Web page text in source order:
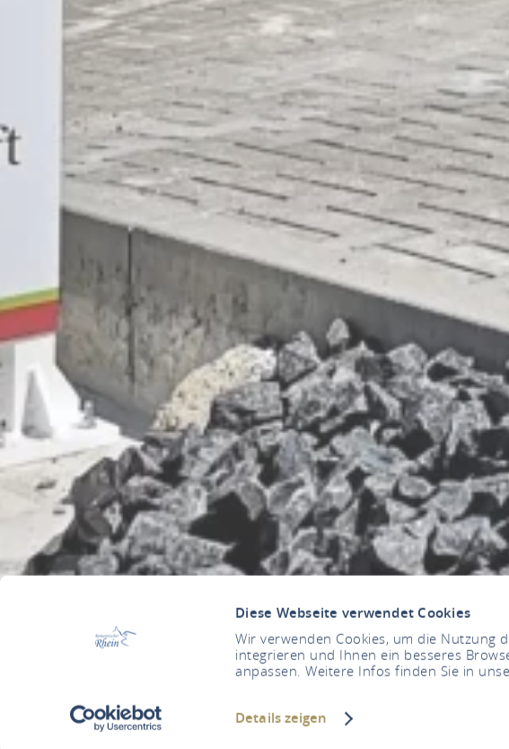
Diese Webseite verwendet Cookies
Wir verwenden Cookies, um die Nutzung
integrieren und Ihnen ein besseres
anpassen. Weitere Infos finden Sie in
Details zeigen